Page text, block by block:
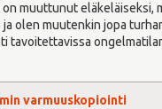
muuttunut eläkeläiseksi,
olen muutenkin jopa
tavoitettavissa
varmuuskopiointi